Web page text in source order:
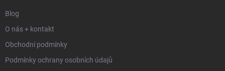
Blog
O nás + kontakt
Obchodní podmínky
Podmínky ochrany osobních údajů